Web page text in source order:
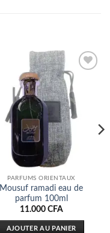
Ajouter
à la liste
d’envies
PARFUMS ORIENTAUX
Mousuf ramadi eau de
parfum 100ml
11.000 CFA
AJOUTER AU PANIER